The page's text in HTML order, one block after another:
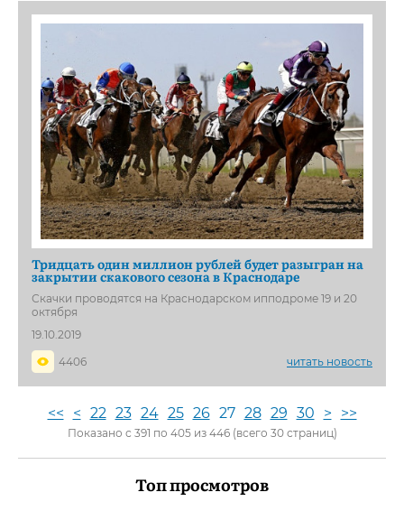
Тридцать один миллион рублей будет разыгран на
закрытии скакового сезона в Краснодаре
Скачки проводятся на Краснодарском ипподроме 19 и 20
октября
19.10.2019
4406
читать новость
<< < 22 23 24 25 26 27 28 29 30 > >>
Показано с 391 по 405 из 446 (всего 30 страниц)
Топ просмотров